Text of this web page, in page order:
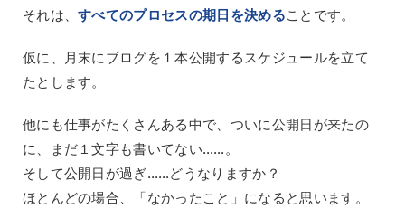
それは、すべてのプロセスの期日を決めることです。
仮に、月末にブログを１本公開するスケジュールを立て
たとします。
他にも仕事がたくさんある中で、ついに公開日が来たの
に、まだ１文字も書いてない……。
そして公開日が過ぎ……どうなりますか？
ほとんどの場合、「なかったこと」になると思います。